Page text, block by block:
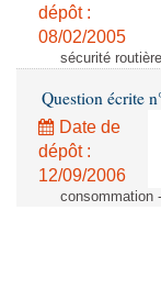
dépôt :
08/02/2005
sécurité
Question écrite
Date de
dépôt :
12/09/2006
consommation